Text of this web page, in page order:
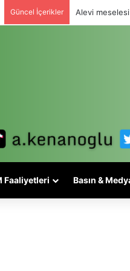
Güncel İçerikler Alevi
Faaliyetleri Basın &